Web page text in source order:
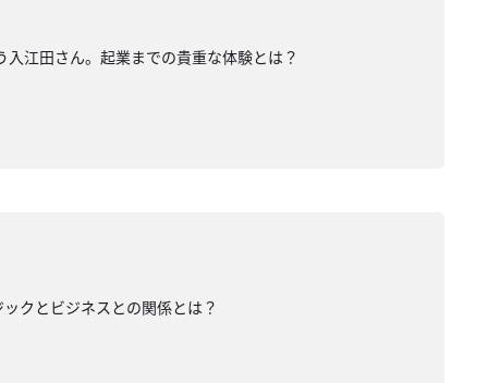
江田さん。起業までの貴重な体験とは？
クとビジネスとの関係とは？